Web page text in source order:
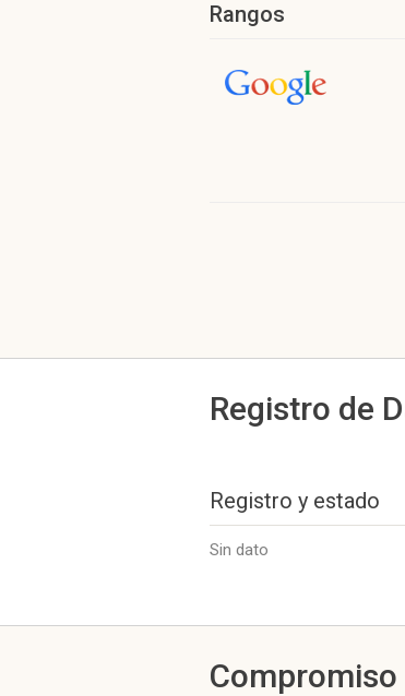
Rangos
Registro de
Registro y estado
Sin dato
Compromiso